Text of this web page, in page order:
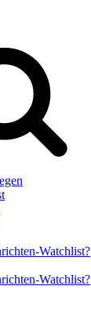
Watchlist?
Watchlist?